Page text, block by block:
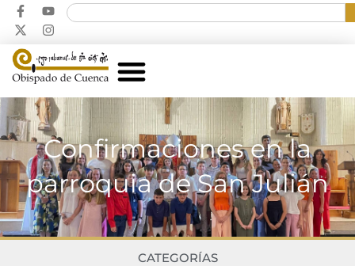
Confirmaciones en la
parroquia de San Julián
CATEGORÍAS